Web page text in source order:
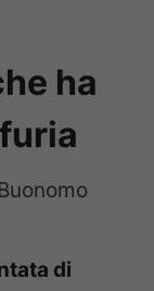
ha
di